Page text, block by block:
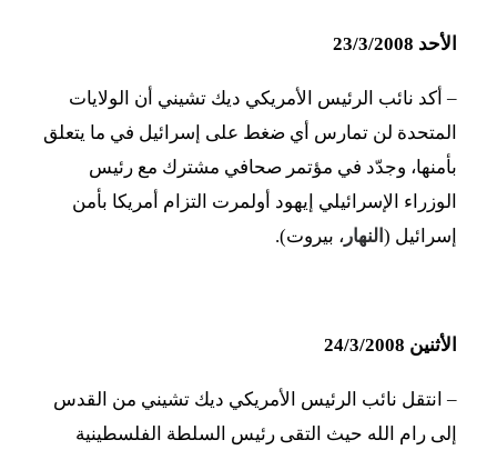
الأحد 23/3/2008
– أكد نائب الرئيس الأمريكي ديك تشيني أن الولايات
المتحدة لن تمارس أي ضغط على إسرائيل في ما يتعلق
بأمنها، وجدّد في مؤتمر صحافي مشترك مع رئيس
الوزراء الإسرائيلي إيهود أولمرت التزام أمريكا بأمن
إسرائيل ( النهار ، بيروت).
الأثنين 24/3/2008
– انتقل نائب الرئيس الأمريكي ديك تشيني من القدس
إلى رام الله حيث التقى رئيس السلطة الفلسطينية